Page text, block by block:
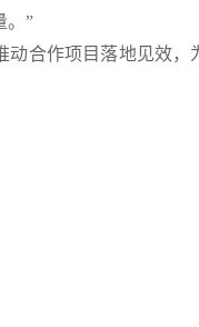
。”
合作项目落地见效，